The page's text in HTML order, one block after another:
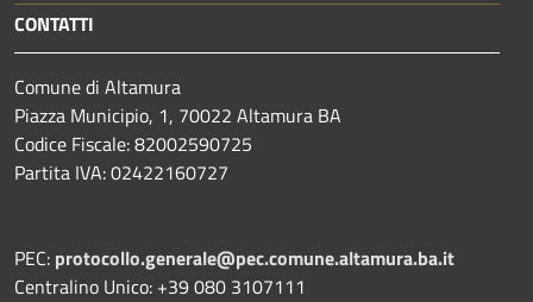
CONTATTI
Comune di Altamura
Piazza Municipio, 1, 70022 Altamura BA
Codice Fiscale: 82002590725
Partita IVA: 02422160727
PEC: protocollo.generale@pec.comune.altamura.ba.it
Centralino Unico: +39 080 3107111